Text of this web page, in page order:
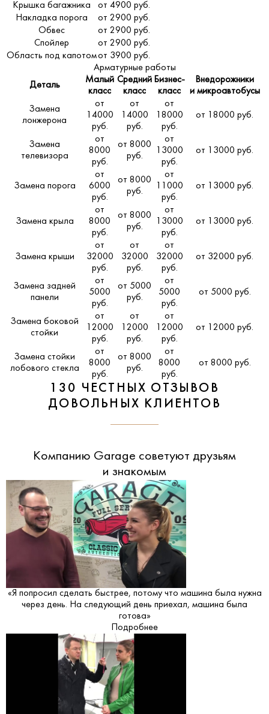
Крышка багажника
от 4900 руб.
Накладка порога
от 2900 руб.
Обвес
от 2900 руб.
Спойлер
от 2900 руб.
Область под капотомот 3900 руб.
Арматурные работы
Деталь
Малый
класс
Средний
класс
Бизнес-
класс
Внедорожники
и микроавтобусы
Замена
лонжерона
от
14000
руб.
от
14000
руб.
от
18000
руб.
от 18000 руб.
Замена
телевизора
от
8000
руб.
от 8000
руб.
от
13000
руб.
от 13000 руб.
Замена порога
от
6000
руб.
от 8000
руб.
от
11000
руб.
от 13000 руб.
Замена крыла
от
8000
руб.
от 8000
руб.
от
13000
руб.
от 13000 руб.
Замена крыши
от
32000
руб.
от
32000
руб.
от
32000
руб.
от 32000 руб.
Замена задней
панели
от
5000
руб.
от 5000
руб.
от
5000
руб.
от 5000 руб.
Замена боковой
стойки
от
12000
руб.
от
12000
руб.
от
12000
руб.
от 12000 руб.
Замена стойки
лобового стекла
от
8000
руб.
от 8000
руб.
от
8000
руб.
от 8000 руб.
130 ЧЕСТНЫХ ОТЗЫВОВ
ДОВОЛЬНЫХ КЛИЕНТОВ
Компанию Garage советуют друзьям
и знакомым
«Я попросил сделать быстрее, потому что машина была нужна
через день. На следующий день приехал, машина была
готова»
Подробнее